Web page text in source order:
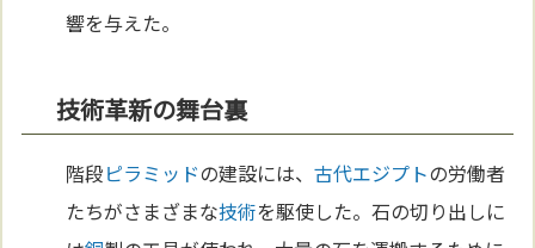
響を与えた。
技術革新の舞台裏
階段ピラミッドの建設には、古代エジプトの労働者
たちがさまざまな技術を駆使した。石の切り出しに